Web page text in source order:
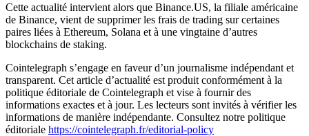
Cette actualité intervient alors que Binance.US, la filiale américaine
de Binance, vient de supprimer les frais de trading sur certaines
paires liées à Ethereum, Solana et à une vingtaine d’autres
blockchains de staking.
Cointelegraph s’engage en faveur d’un journalisme indépendant et
transparent. Cet article d’actualité est produit conformément à la
politique éditoriale de Cointelegraph et vise à fournir des
informations exactes et à jour. Les lecteurs sont invités à vérifier les
informations de manière indépendante. Consultez notre politique
éditoriale https://cointelegraph.fr/editorial-policy